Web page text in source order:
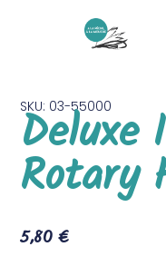
SKU: 03-55000
Deluxe
Rotary
5,80€